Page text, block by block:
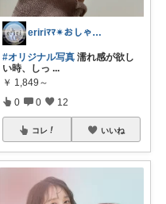
eririﾏﾏ✴︎おしゃれ雑貨×子供×服
#オリジナル写真 濡れ感が欲し
い時、しっ ...
￥ 1,849～
0 0 12
コレ いいね